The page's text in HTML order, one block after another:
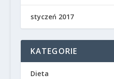
styczeń 2017
KATEGORIE
Dieta